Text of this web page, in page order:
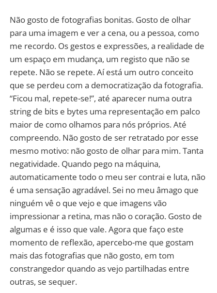
Não gosto de fotografias bonitas. Gosto de olhar
para uma imagem e ver a cena, ou a pessoa, como
me recordo. Os gestos e expressões, a realidade de
um espaço em mudança, um registo que não se
repete. Não se repete. Aí está um outro conceito
que se perdeu com a democratização da fotografia.
“Ficou mal, repete-se!”, até aparecer numa outra
string de bits e bytes uma representação em palco
maior de como olhamos para nós próprios. Até
compreendo. Não gosto de ser retratado por esse
mesmo motivo: não gosto de olhar para mim. Tanta
negatividade. Quando pego na máquina,
automaticamente todo o meu ser contrai e luta, não
é uma sensação agradável. Sei no meu âmago que
ninguém vê o que vejo e que imagens vão
impressionar a retina, mas não o coração. Gosto de
algumas e é isso que vale. Agora que faço este
momento de reflexão, apercebo-me que gostam
mais das fotografias que não gosto, em tom
constrangedor quando as vejo partilhadas entre
outras, se sequer.